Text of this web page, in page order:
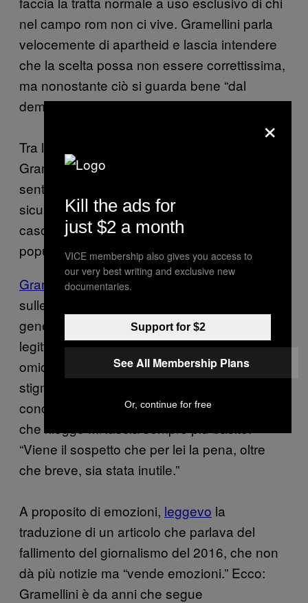
nel campo rom non ci vive. Gramellini parla
velocemente di apartheid e lascia intendere
che la scelta possa non essere correttissima,
ma nonostante ciò si guarda bene “dal
demonizzarne le motivazioni.”
Tra le posizioni spacciate per scomode da
Gramellini, ma che in realtà intercettano i
sentimenti più di pancia di chi lo legge, c’è
sicuramente anche il suo Buongiorno sul
caso Matei, imbevuto di giustizialismo e
populismo penale.
Gramellini parla di Doina Matei
sulle emozioni contrastanti che un caso del
genere ha causato, chiedendosi se sia
legittimo che una persona condannata per
omicidio faccia sfoggio della sua felicità,
stigmatizzando la sua assenza di sensibilità e
concludendo con un pensiero che ogni volta
che rileggo mi lascia sempre più basito:
“Viene il sospetto che per lei la pena, oltre
che breve, sia stata inutile.”
A proposito di emozioni, leggevo la
traduzione di un articolo che parlava del
fallimento del giornalismo del 2016, che non
dà più notizie ma “vende emozioni.” Ecco:
Gramellini è da anni che segue
×
Kill the ads for
just $2 a month
VICE membership also gives you access to
our very best writing and exclusive new
documentaries.
Support for $2
See All Membership Plans
Or, continue for free